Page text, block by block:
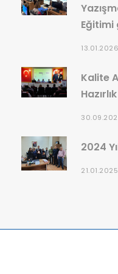
13.01.2026
Kalite
2024
21.01.2025